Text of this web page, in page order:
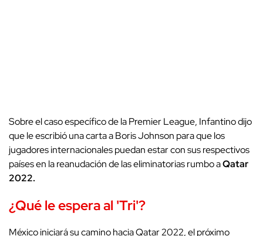
Sobre el caso específico de la Premier League, Infantino dijo
que le escribió una carta a Boris Johnson para que los
jugadores internacionales puedan estar con sus respectivos
países en la reanudación de las eliminatorias rumbo aQatar
2022.
¿Qué le espera al 'Tri'?
México iniciará su camino hacia Qatar 2022, el próximo